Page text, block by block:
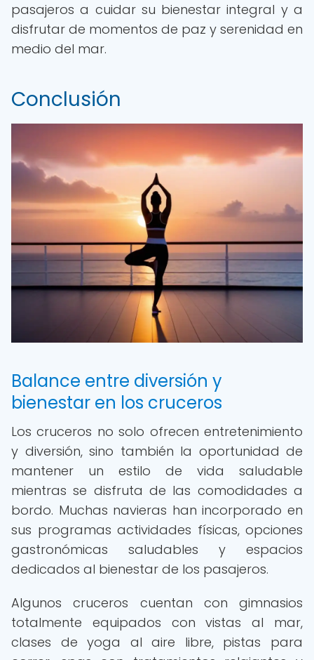
pasajeros a cuidar su bienestar integral y a
disfrutar de momentos de paz y serenidad en
medio del mar.
Conclusión
Balance entre diversión y
bienestar en los cruceros
Los cruceros no solo ofrecen entretenimiento
y diversión, sino también la oportunidad de
mantener un estilo de vida saludable
mientras se disfruta de las comodidades a
bordo. Muchas navieras han incorporado en
sus programas actividades físicas, opciones
gastronómicas saludables y espacios
dedicados al bienestar de los pasajeros.
Algunos cruceros cuentan con gimnasios
totalmente equipados con vistas al mar,
clases de yoga al aire libre, pistas para